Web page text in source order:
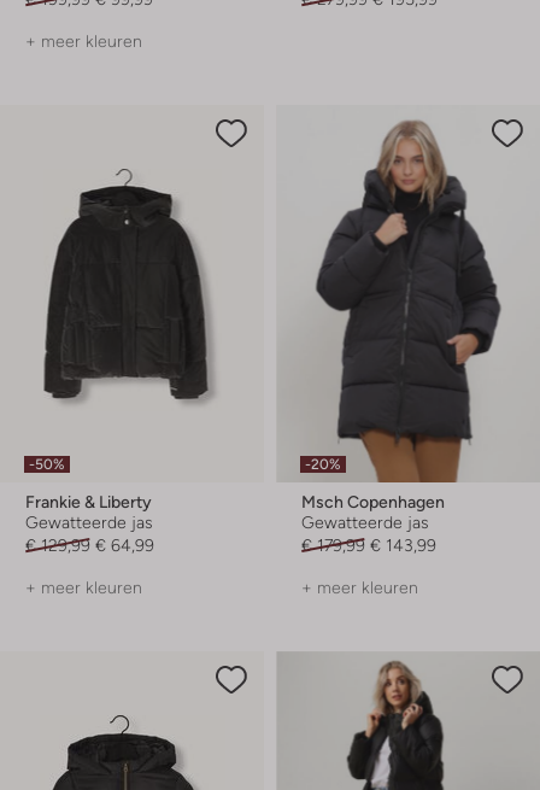
+ meer kleuren
-50%
Frankie & Liberty
Gewatteerde jas
€ 129,99 € 64,99
+ meer kleuren
-20%
Msch Copenhagen
Gewatteerde jas
€ 179,99 € 143,99
+ meer kleuren